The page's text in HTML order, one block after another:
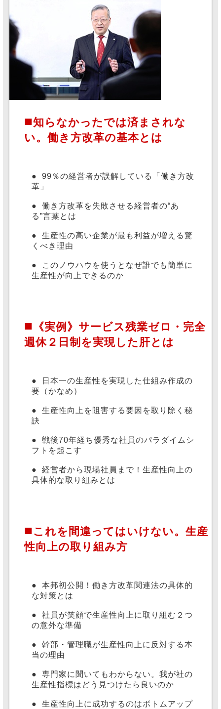
■知らなかったでは済まされな
い。働き方改革の基本とは
●
99％の経営者が誤解している「働き方改
革」
●
働き方改革を失敗させる経営者の“あ
る”言葉とは
●
生産性の高い企業が最も利益が増える驚
くべき理由
●
このノウハウを使うとなぜ誰でも簡単に
生産性が向上できるのか
■ 《実例》サービス残業ゼロ・完全
週休２日制を実現した肝とは
●
日本一の生産性を実現した仕組み作成の
要（かなめ）
●
生産性向上を阻害する要因を取り除く秘
訣
●
戦後70年経ち優秀な社員のパラダイムシ
フトを起こす
●
経営者から現場社員まで！生産性向上の
具体的な取り組みとは
■これを間違ってはいけない。生産
性向上の取り組み方
●
本邦初公開！働き方改革関連法の具体的
な対策とは
●
社員が笑顔で生産性向上に取り組む２つ
の意外な準備
●
幹部・管理職が生産性向上に反対する本
当の理由
●
専門家に聞いてもわからない。我が社の
生産性指標はどう見つけたら良いのか
●
生産性向上に成功するのはボトムアップ